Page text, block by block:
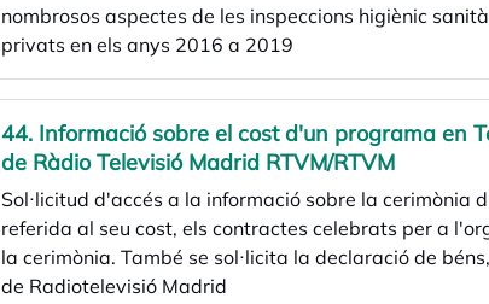
nombrosos aspectes de les inspeccions higiènic
privats en els anys 2016 a 2019
44. Informació sobre el cost d'un programa en
de Ràdio Televisió Madrid RTVM/RTVM
Sol·licitud d'accés a la informació sobre la
referida al seu cost, els contractes celebrats per a
la cerimònia. També se sol·licita la declaració de
de Radiotelevisió Madrid